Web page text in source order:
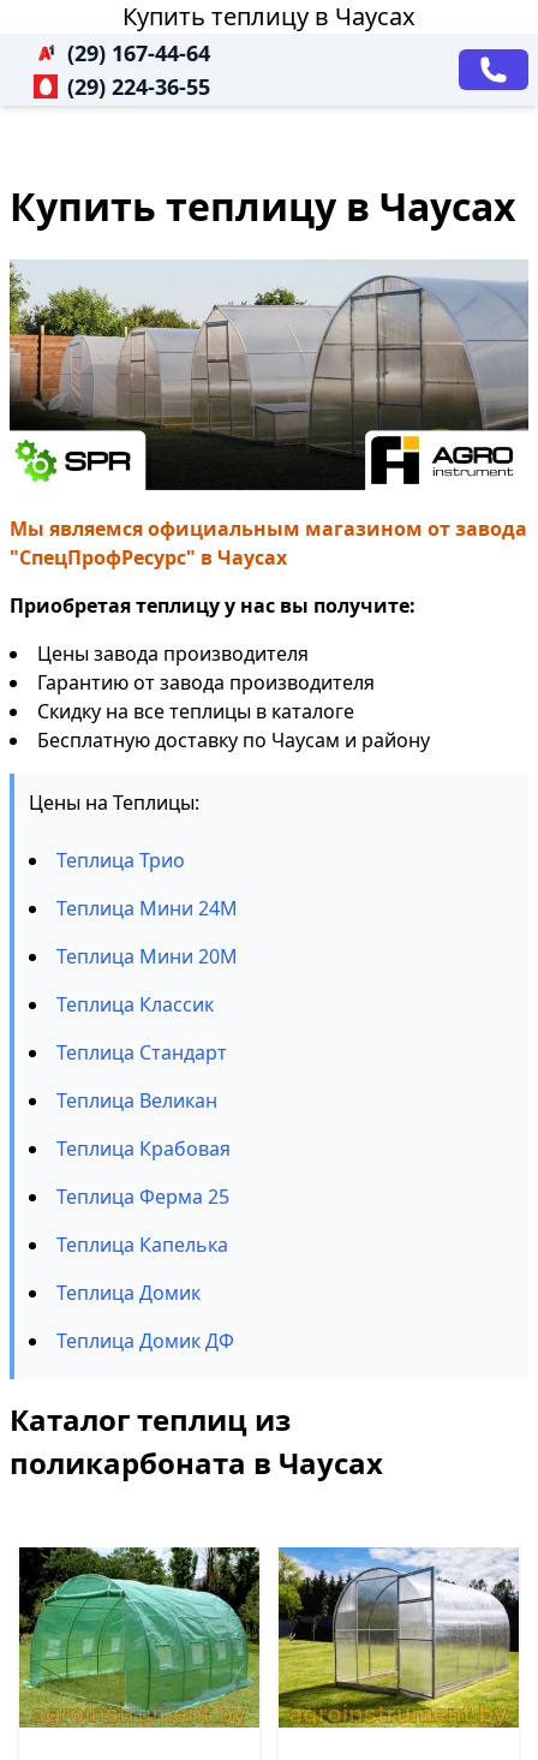
Купить теплицу в Чаусах
(29) 167-44-64
(29) 224-36-55
Купить теплицу в Чаусах
Мы являемся официальным магазином от завода
"СпецПрофРесурс" в Чаусах
Приобретая теплицу у нас вы получите:
Цены завода производителя
Гарантию от завода производителя
Скидку на все теплицы в каталоге
Бесплатную доставку по Чаусам и району
Цены на Теплицы:
Теплица Трио
Теплица Мини 24М
Теплица Мини 20М
Теплица Классик
Теплица Стандарт
Теплица Великан
Теплица Крабовая
Теплица Ферма 25
Теплица Капелька
Теплица Домик
Теплица Домик ДФ
Каталог теплиц из
поликарбоната в Чаусах